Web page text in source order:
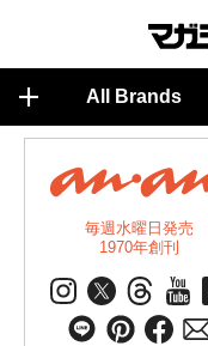
All Brands
毎週水曜日発売
1970年創刊